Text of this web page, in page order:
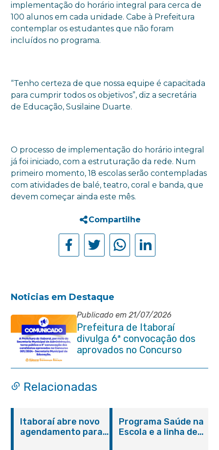
implementação do horário integral para cerca de
100 alunos em cada unidade. Cabe à Prefeitura
contemplar os estudantes que não foram
incluídos no programa.
“Tenho certeza de que nossa equipe é capacitada
para cumprir todos os objetivos”, diz a secretária
de Educação, Susilaine Duarte.
O processo de implementação do horário integral
já foi iniciado, com a estruturação da rede. Num
primeiro momento, 18 escolas serão contempladas
com atividades de balé, teatro, coral e banda, que
devem começar ainda este mês.
Compartilhe
Noticias em Destaque
Publicado em 21/07/2026
Prefeitura de Itaboraí
divulga 6ª convocação dos
aprovados no Concurso
Educação
Relacionadas
Itaboraí abre novo
agendamento para
Programa Saúde na
Escola e a linha de